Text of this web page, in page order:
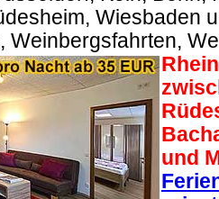
Wiesbaden
Weinbergsfahrten,
und